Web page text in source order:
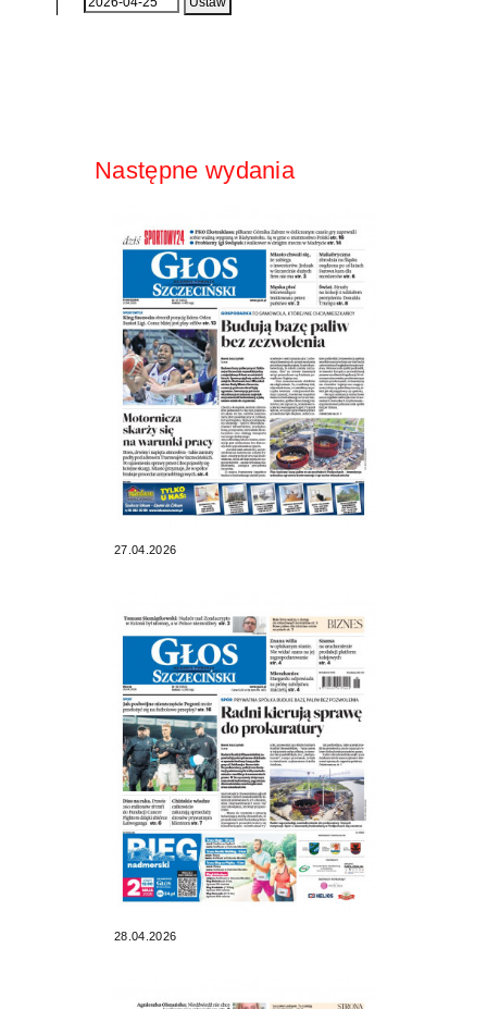
Następne wydania
27.04.2026
28.04.2026